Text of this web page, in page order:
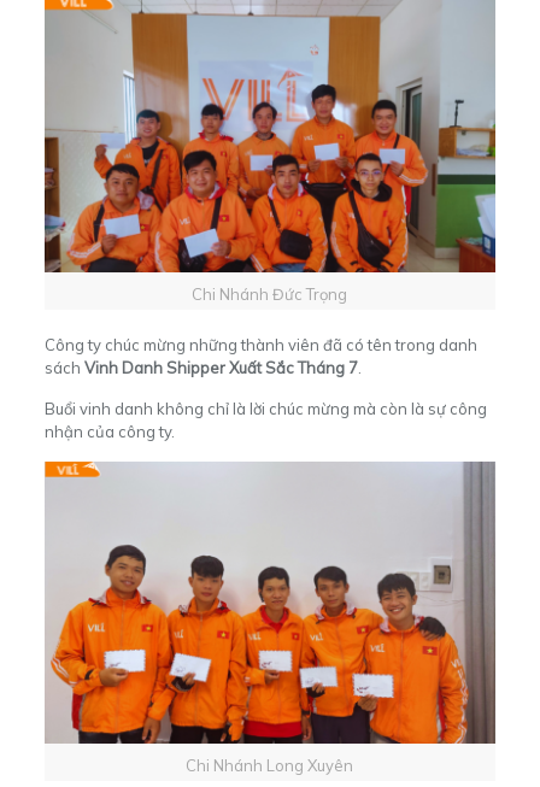
Chi Nhánh Đức Trọng
Công ty chúc mừng những thành viên đã có tên trong danh
sách Vinh Danh Shipper Xuất Sắc Tháng 7.
Buổi vinh danh không chỉ là lời chúc mừng mà còn là sự công
nhận của công ty.
Chi Nhánh Long Xuyên